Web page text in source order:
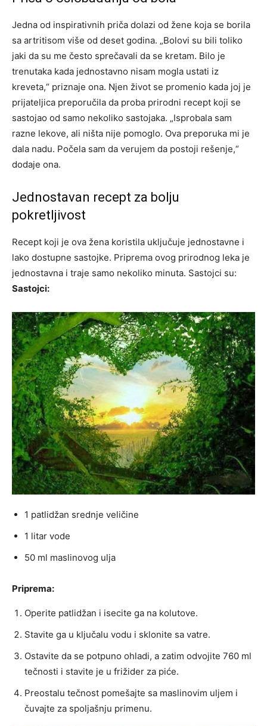
Jedna od inspirativnih priča dolazi od žene koja se borila
sa artritisom više od deset godina. „Bolovi su bili toliko
jaki da su me često sprečavali da se kretam. Bilo je
trenutaka kada jednostavno nisam mogla ustati iz
kreveta,“ priznaje ona. Njen život se promenio kada joj je
prijateljica preporučila da proba prirodni recept koji se
sastojao od samo nekoliko sastojaka. „Isprobala sam
razne lekove, ali ništa nije pomoglo. Ova preporuka mi je
dala nadu. Počela sam da verujem da postoji rešenje,“
dodaje ona.
Jednostavan recept za bolju
pokretljivost
Recept koji je ova žena koristila uključuje jednostavne i
lako dostupne sastojke. Priprema ovog prirodnog leka je
jednostavna i traje samo nekoliko minuta. Sastojci su:
Sastojci:
1 patlidžan srednje veličine
1 litar vode
50 ml maslinovog ulja
Priprema:
Operite patlidžan i isecite ga na kolutove.
Stavite ga u ključalu vodu i sklonite sa vatre.
Ostavite da se potpuno ohladi, a zatim odvojite 760 ml
tečnosti i stavite je u frižider za piće.
Preostalu tečnost pomešajte sa maslinovim uljem i
čuvajte za spoljašnju primenu.